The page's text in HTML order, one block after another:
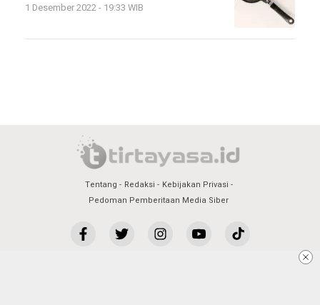
1 Desember 2022 - 19:33 WIB
Tentang Redaksi
Kebijakan Privasi
Pedoman Pemberitaan Media Siber